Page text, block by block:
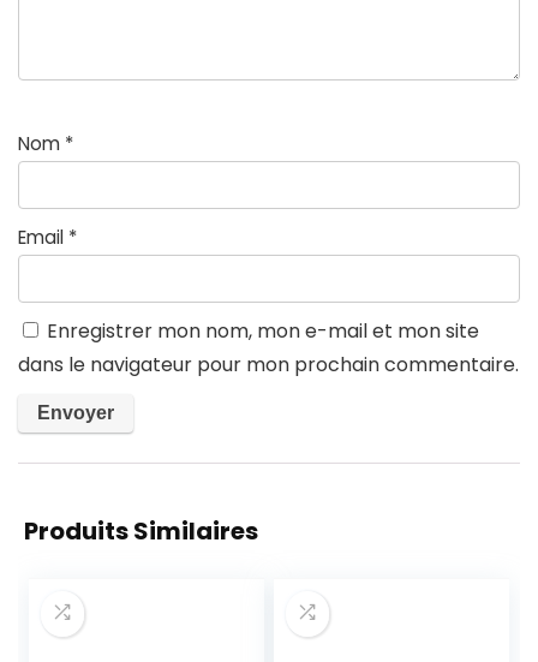
Nom *
Email *
Enregistrer mon nom, mon e-mail et mon site
dans le navigateur pour mon prochain commentaire.
Produits Similaires